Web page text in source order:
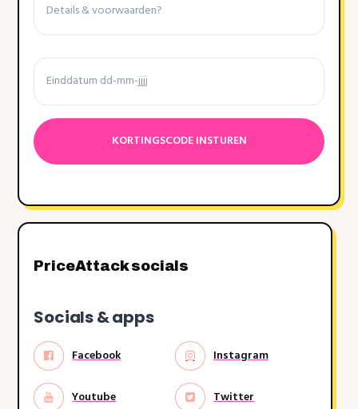
voorwaarden
Einddatum
Datumnotatie:DD
dash
MM
dash
PriceAttack socials
Socials & apps
Facebook Instagram
Youtube Twitter